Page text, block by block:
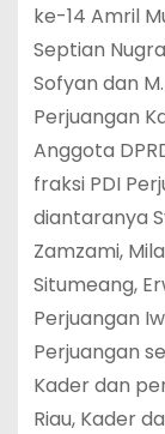
ke-14 Amril
Septian
Sofyan dan
Perjuangan
Anggota
fraksi PDI
diantaranya
Zamzami,
Situmeang,
Perjuangan
Perjuangan
Kader dan
Riau, Kader